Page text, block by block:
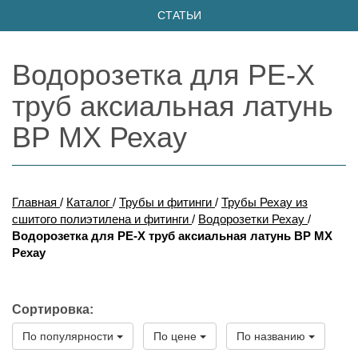
СТАТЬИ
Водорозетка для PE-X
труб аксиальная латунь
ВР MX Рехау
Главная / Каталог / Трубы и фитинги / Трубы Рехау из
сшитого полиэтилена и фитинги / Водорозетки Рехау /
Водорозетка для PE-X труб аксиальная латунь ВР MX
Рехау
Сортировка:
По популярности По цене По названию